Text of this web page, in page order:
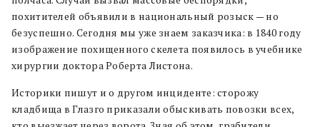
похитителей объявили в национальный розыск — но
безуспешно. Сегодня мы уже знаем заказчика: в 1840 году
изображение похищенного скелета появилось в учебнике
хирургии доктора Роберта Листона.
Историки пишут и о другом инциденте: сторожу
кладбища в Глазго приказали обыскивать повозки всех,